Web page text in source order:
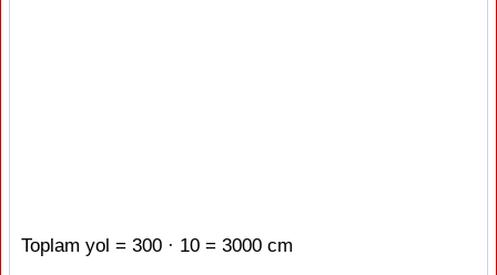
Toplam yol = 300 · 10 = 3000 cm